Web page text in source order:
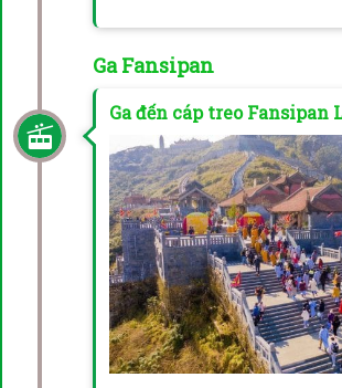
Ga Fansipan
Ga đến cáp treo Fansipan